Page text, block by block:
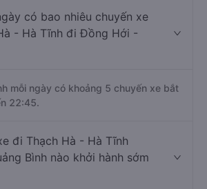
có bao nhiêu chuyến xe
- Hà Tĩnh đi Đồng Hới -
mỗi ngày có khoảng 5 chuyến xe bắt
22:45.
đi Thạch Hà - Hà Tĩnh
Bình nào khởi hành sớm